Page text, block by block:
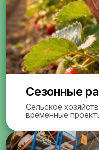
Сезонные
Сельское
временные